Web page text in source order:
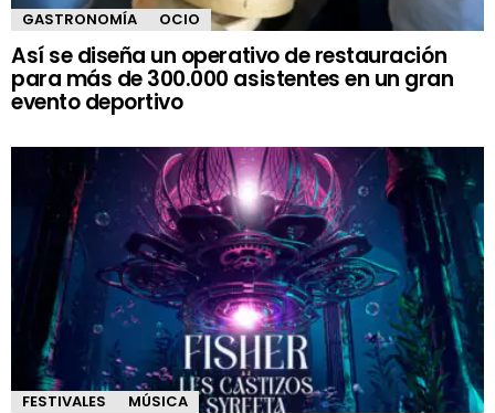
GASTRONOMÍA OCIO
Así se diseña un operativo de restauración
para más de 300.000 asistentes en un gran
evento deportivo
FESTIVALES MÚSICA